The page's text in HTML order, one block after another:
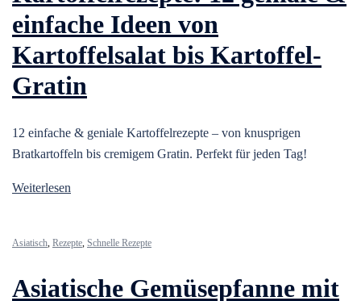
einfache Ideen von
Kartoffelsalat bis Kartoffel-
Gratin
12 einfache & geniale Kartoffelrezepte – von knusprigen
Bratkartoffeln bis cremigem Gratin. Perfekt für jeden Tag!
Weiterlesen
Asiatisch, Rezepte, Schnelle Rezepte
Asiatische Gemüsepfanne mit